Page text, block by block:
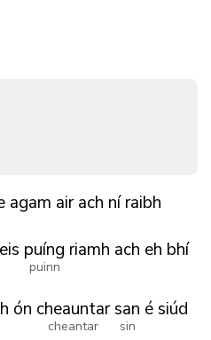
agam air ach ní raibh
puíng
puinn
riamh ach eh bhí
ón cheauntar
cheantar
san
sin
ésiúd